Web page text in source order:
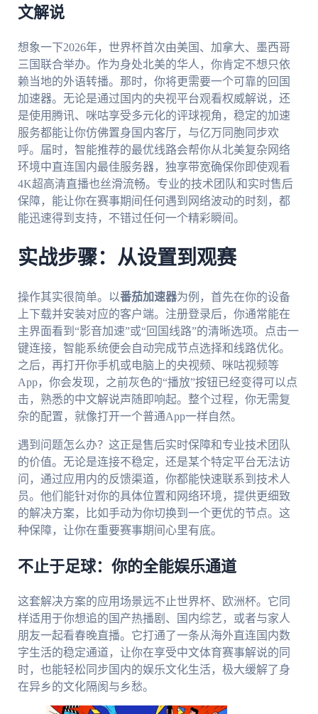
文解说
想象一下2026年，世界杯首次由美国、加拿大、墨西哥
三国联合举办。作为身处北美的华人，你肯定不想只依
赖当地的外语转播。那时，你将更需要一个可靠的回国
加速器。无论是通过国内的央视平台观看权威解说，还
是使用腾讯、咪咕享受多元化的评球视角，稳定的加速
服务都能让你仿佛置身国内客厅，与亿万同胞同步欢
呼。届时，智能推荐的最优线路会帮你从北美复杂网络
环境中直连国内最佳服务器，独享带宽确保你即使观看
4K超高清直播也丝滑流畅。专业的技术团队和实时售后
保障，能让你在赛事期间任何遇到网络波动的时刻，都
能迅速得到支持，不错过任何一个精彩瞬间。
实战步骤：从设置到观赛
操作其实很简单。以番茄加速器为例，首先在你的设备
上下载并安装对应的客户端。注册登录后，你通常能在
主界面看到“影音加速”或“回国线路”的清晰选项。点击一
键连接，智能系统便会自动完成节点选择和线路优化。
之后，再打开你手机或电脑上的央视频、咪咕视频等
App，你会发现，之前灰色的“播放”按钮已经变得可以点
击，熟悉的中文解说声随即响起。整个过程，你无需复
杂的配置，就像打开一个普通App一样自然。
遇到问题怎么办？这正是售后实时保障和专业技术团队
的价值。无论是连接不稳定，还是某个特定平台无法访
问，通过应用内的反馈渠道，你都能快速联系到技术人
员。他们能针对你的具体位置和网络环境，提供更细致
的解决方案，比如手动为你切换到一个更优的节点。这
种保障，让你在重要赛事期间心里有底。
不止于足球：你的全能娱乐通道
这套解决方案的应用场景远不止世界杯、欧洲杯。它同
样适用于你想追的国产热播剧、国内综艺，或者与家人
朋友一起看春晚直播。它打通了一条从海外直连国内数
字生活的稳定通道，让你在享受中文体育赛事解说的同
时，也能轻松同步国内的娱乐文化生活，极大缓解了身
在异乡的文化隔阂与乡愁。